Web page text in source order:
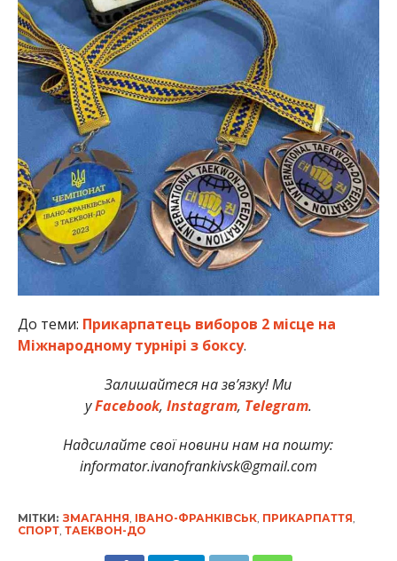
До теми: Прикарпатець виборов 2 місце на
Міжнародному турнірі з боксу.
Залишайтеся на зв’язку! Ми
уFacebook, Instagram, Telegram.
Надсилайте свої новини нам на пошту:
informator.ivanofrankivsk@gmail.com
МІТКИ: ЗМАГАННЯ, ІВАНО-ФРАНКІВСЬК, ПРИКАРПАТТЯ,
СПОРТ, ТАЕКВОН-ДО